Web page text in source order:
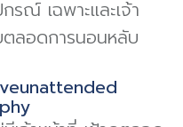
ณ์ เฉพาะและเจ้า
ตลอดการนอนหลับ